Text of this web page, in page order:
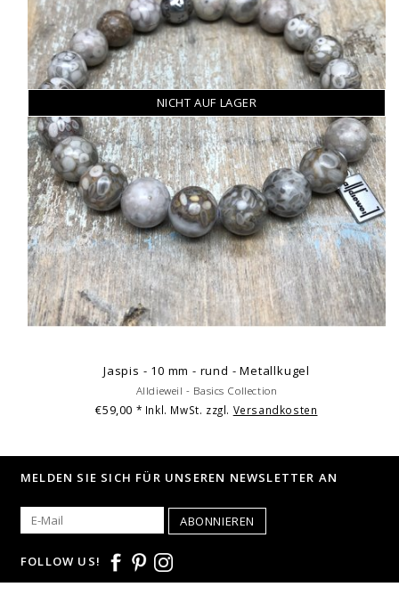
NICHT AUF LAGER
Jaspis - 10 mm - rund - Metallkugel
Alldieweil - Basics Collection
€59,00 * Inkl. MwSt. zzgl. Versandkosten
MELDEN SIE SICH FÜR UNSEREN NEWSLETTER AN
ABONNIEREN
FOLLOW US!